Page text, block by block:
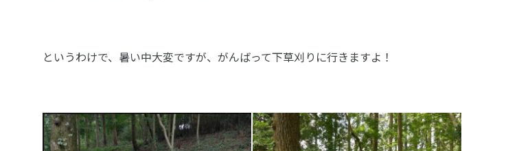
というわけで、暑い中大変ですが、がんばって下草刈りに行きますよ！